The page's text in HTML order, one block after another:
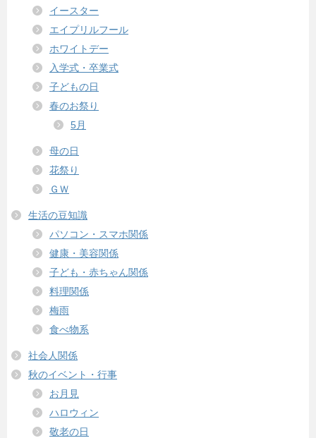
イースター
エイプリルフール
ホワイトデー
入学式・卒業式
子どもの日
春のお祭り
5月
母の日
花祭り
ＧＷ
生活の豆知識
パソコン・スマホ関係
健康・美容関係
子ども・赤ちゃん関係
料理関係
梅雨
食べ物系
社会人関係
秋のイベント・行事
お月見
ハロウィン
敬老の日